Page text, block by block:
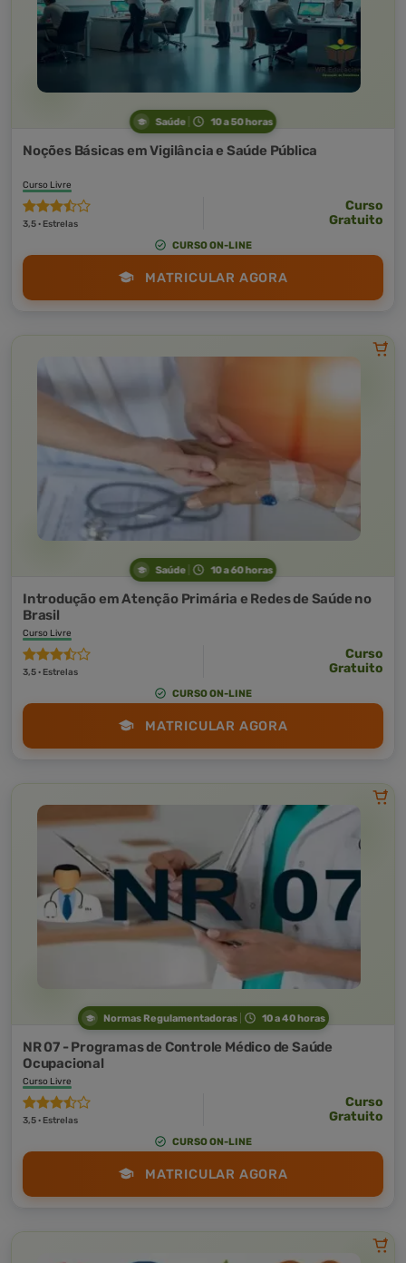
Saúde 10 a 50 horas
Noções Básicas em Vigilância e Saúde Pública
Curso Livre
3,5 · Estrelas
Curso
Gratuito
CURSO ON-LINE
MATRICULAR AGORA
Saúde 10 a 60 horas
Introdução em Atenção Primária e Redes de Saúde no
Brasil
Curso Livre
3,5 · Estrelas
Curso
Gratuito
CURSO ON-LINE
MATRICULAR AGORA
Normas Regulamentadoras 10 a 40 horas
NR 07 - Programas de Controle Médico de Saúde
Ocupacional
Curso Livre
3,5 · Estrelas
Curso
Gratuito
CURSO ON-LINE
MATRICULAR AGORA